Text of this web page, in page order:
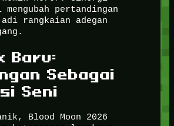
pertandingan
rangkaian adegan
Baru:
Sebagai
Seni
Blood Moon 2026